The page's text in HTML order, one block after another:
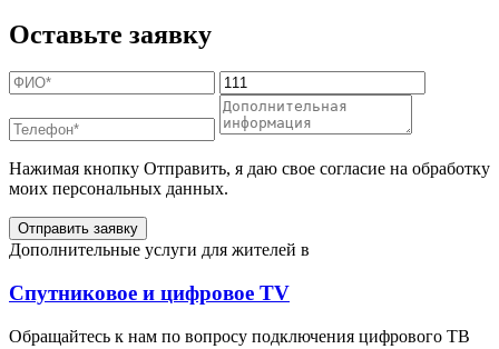
Оставьте заявку
Нажимая кнопку Отправить, я даю свое согласие на обработку
моих персональных данных.
Отправить заявку
Дополнительные услуги для жителей в
Спутниковое и цифровое TV
Обращайтесь к нам по вопросу подключения цифрового ТВ